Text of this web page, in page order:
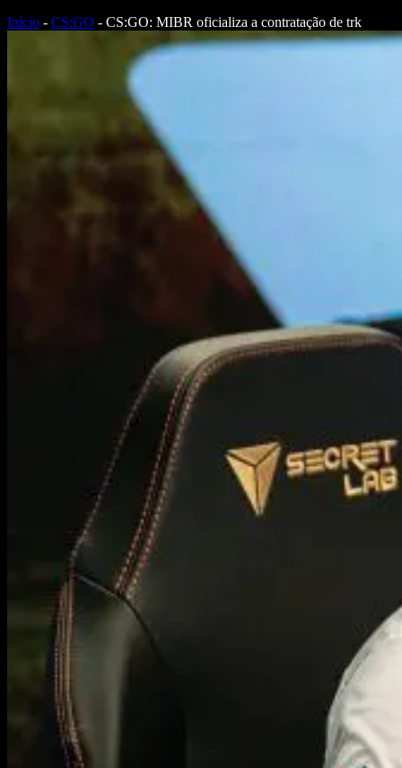
Início - CS:GO - CS:GO: MIBR oficializa a contratação de trk